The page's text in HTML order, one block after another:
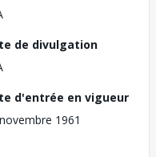
de divulgation
d'entrée en vigueur
1961